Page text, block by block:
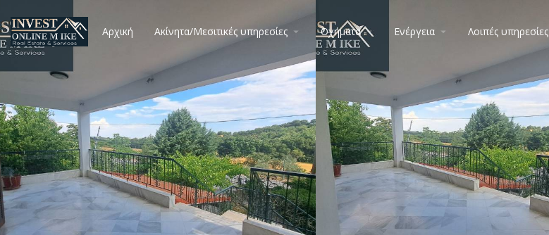
Αρχική Ακίνητα/Μεσιτικές υπηρεσίες Οχήματα Ενέργεια Λοιπές υπηρεσίες